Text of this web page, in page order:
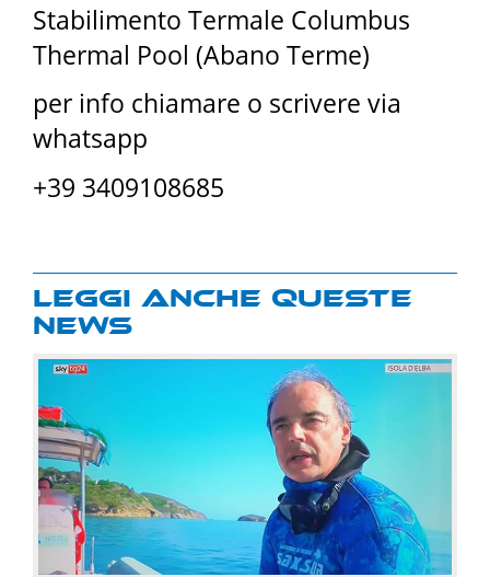
Stabilimento Termale Columbus
Thermal Pool (Abano Terme)
per info chiamare o scrivere via
whatsapp
+39 3409108685
Leggi anche queste
news